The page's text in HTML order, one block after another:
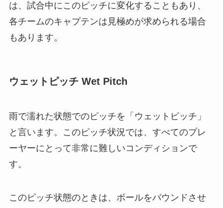
は、試合中にこのピッチに変化することもあり、
各チームのキャプテンは見極めが求められる場合
もあります。
ウェットピッチ Wet Pitch
雨で濡れた状態でのピッチを「ウェットピッチ」
と言います。このピッチ状況では、すべてのプレ
ーヤーにとって非常に難しいコンディションで
す。
このピッチ状態のときは、ボールをバウンドさせ